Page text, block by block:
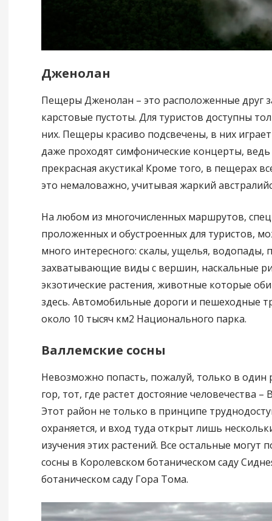
Дженолан
Пещеры Дженолан – это расположенные друг
карстовые пустоты. Для туристов доступны
них. Пещеры красиво подсвечены, в них
даже проходят симфонические концерты,
прекрасная акустика! Кроме того, в пещерах
это немаловажно, учитывая жаркий
На любом из многочисленных маршрутов,
проложенных и обустроенных для туристов,
много интересного: скалы, ущелья, водопады,
захватывающие виды с вершин, наскальные
экзотические растения, животные которые
здесь. Автомобильные дороги и пешеходные
около 10 тысяч км2 Национального парка.
Валлемские сосны
Невозможно попасть, пожалуй, только в один
гор, тот, где растет достояние человечества –
Этот район не только в принципе
охраняется, и вход туда открыт лишь
изучения этих растений. Все остальные могут
сосны в Королевском ботаническом саду
ботаническом саду Гора Тома.